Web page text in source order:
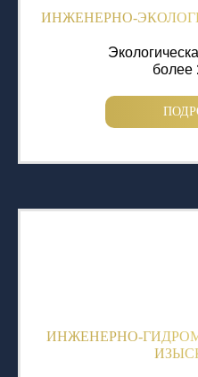
ИНЖЕНЕРНО-
более
ИНЖЕНЕРНО-